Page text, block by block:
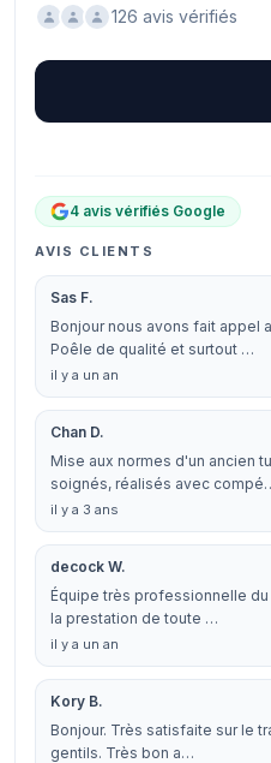
126 avis vérifiés
4 avis vérifiés Google
AVIS CLIENTS
Sas F.
Bonjour nous avons fait appel
Poêle de qualité et surtout …
il y a un an
Chan D.
Mise aux normes d'un ancien
soignés, réalisés avec
il y a 3 ans
decock W.
Équipe très professionnelle
la prestation de toute …
il y a un an
Kory B.
Bonjour. Très satisfaite sur le
gentils. Très bon a…